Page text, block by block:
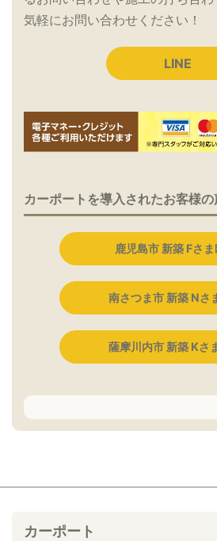
気軽にお問い合わせください！
LINE
カーポートを導入されたお客様の
鹿児島市 新築 Fさ
南さつま市 新築 Nさ
薩摩川内市 新築 Kさ
カーポート